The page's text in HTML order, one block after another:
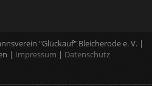
"Glückauf" Bleicherode e. V. |
| Impressum | Datenschutz